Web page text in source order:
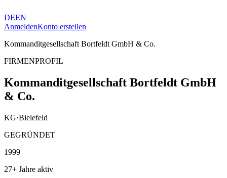
DEEN
AnmeldenKonto erstellen
Kommanditgesellschaft Bortfeldt GmbH & Co.
FIRMENPROFIL
Kommanditgesellschaft Bortfeldt GmbH
& Co.
KG·Bielefeld
GEGRÜNDET
1999
27+ Jahre aktiv